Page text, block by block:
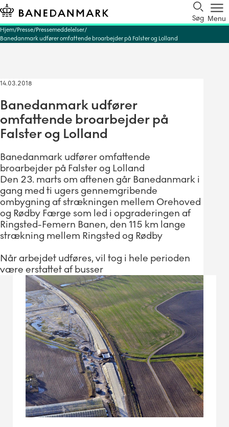
Søg Menu
Hjem Presse Pressemeddelelser
Banedanmark udfører omfattende broarbejder på Falster og Lolland
14.03.2018
Banedanmark udfører
omfattende broarbejder på
Falster og Lolland
Banedanmark udfører omfattende
broarbejder på Falster og Lolland
Den 23. marts om aftenen går Banedanmark i
gang med ti ugers gennemgribende
ombygning af strækningen mellem Orehoved
og Rødby Færge som led i opgraderingen af
Ringsted-Femern Banen, den 115 km lange
strækning mellem Ringsted og Rødby
Når arbejdet udføres, vil tog i hele perioden
være erstattet af busser